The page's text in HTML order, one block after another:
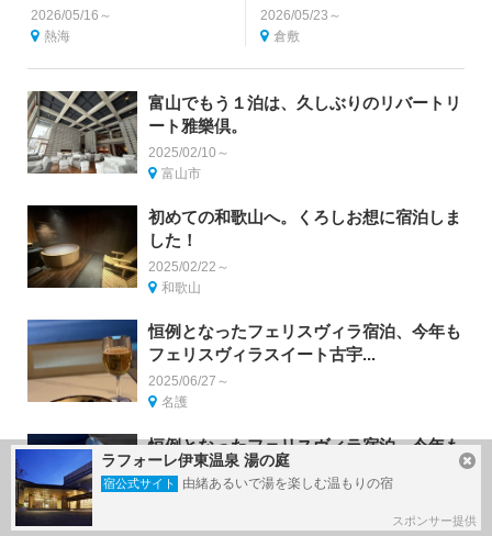
2026/05/16～
熱海
2026/05/23～
倉敷
富山でもう１泊は、久しぶりのリバートリ
ート雅樂倶。
2025/02/10～
富山市
初めての和歌山へ。くろしお想に宿泊しま
した！
2025/02/22～
和歌山
恒例となったフェリスヴィラ宿泊、今年も
フェリスヴィラスイート古宇...
2025/06/27～
名護
恒例となったフェリスヴィラ宿泊、今年も
フェリスヴィラスイート古宇...
2025/06/27～
ラフォーレ伊東温泉 湯の庭
宿公式サイト 由緒あるいで湯を楽しむ温もりの宿
スポンサー提供